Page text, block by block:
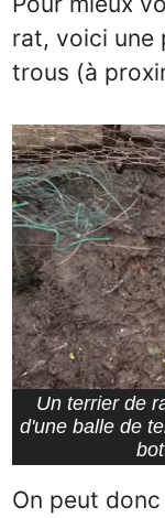
rat, voici une
trous (à
Un terrier de
d'une balle de
On peut